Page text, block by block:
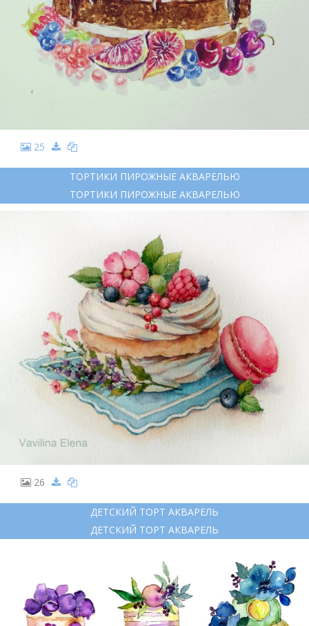
25
ТОРТИКИ ПИРОЖНЫЕ АКВАРЕЛЬЮ
ТОРТИКИ ПИРОЖНЫЕ АКВАРЕЛЬЮ
26
ДЕТСКИЙ ТОРТ АКВАРЕЛЬ
ДЕТСКИЙ ТОРТ АКВАРЕЛЬ